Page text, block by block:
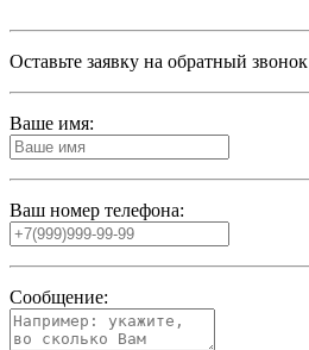
Оставьте заявку на обратный звонок
Ваше имя:
Ваш номер телефона:
Сообщение: